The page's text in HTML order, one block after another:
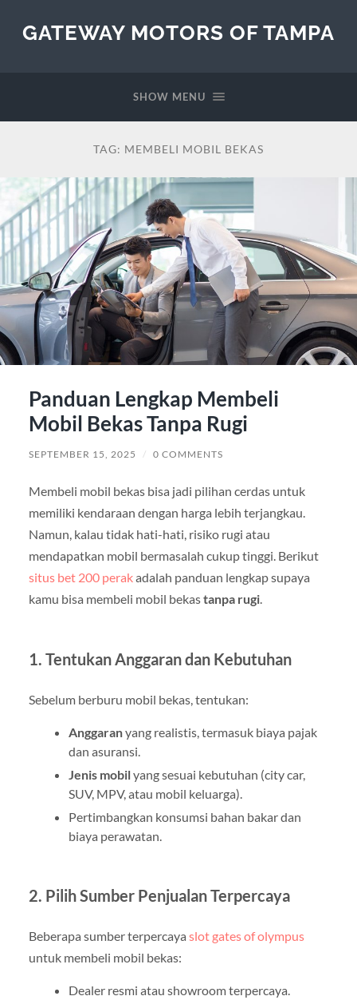
GATEWAY MOTORS OF TAMPA
SHOW MENU
TAG: MEMBELI MOBIL BEKAS
Panduan Lengkap Membeli
Mobil Bekas Tanpa Rugi
SEPTEMBER 15, 2025 / 0 COMMENTS
Membeli mobil bekas bisa jadi pilihan cerdas untuk
memiliki kendaraan dengan harga lebih terjangkau.
Namun, kalau tidak hati-hati, risiko rugi atau
mendapatkan mobil bermasalah cukup tinggi. Berikut
situs bet 200 perakadalah panduan lengkap supaya
kamu bisa membeli mobil bekastanpa rugi.
1. Tentukan Anggaran dan Kebutuhan
Sebelum berburu mobil bekas, tentukan:
Anggaranyang realistis, termasuk biaya pajak
dan asuransi.
Jenis mobilyang sesuai kebutuhan (city car,
SUV, MPV, atau mobil keluarga).
Pertimbangkan konsumsi bahan bakar dan
biaya perawatan.
2. Pilih Sumber Penjualan Terpercaya
Beberapa sumber terpercaya slot gates of olympus
untuk membeli mobil bekas:
Dealer resmi atau showroom terpercaya.